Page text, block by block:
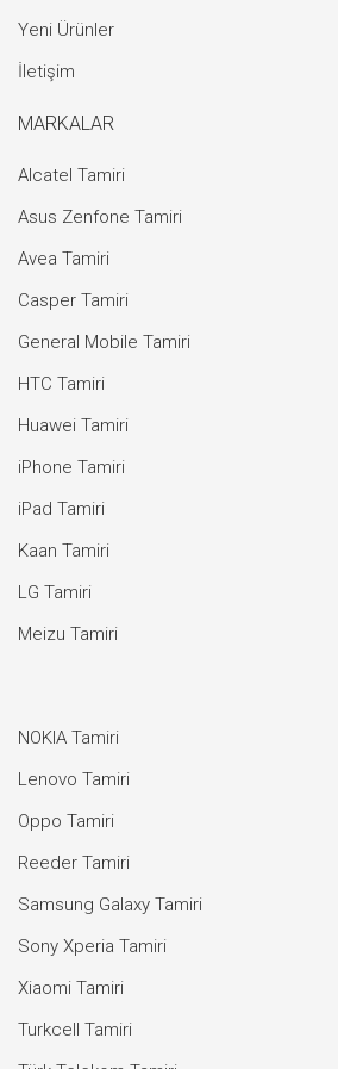
Yeni Ürünler
İletişim
MARKALAR
Alcatel Tamiri
Asus Zenfone Tamiri
Avea Tamiri
Casper Tamiri
General Mobile Tamiri
HTC Tamiri
Huawei Tamiri
iPhone Tamiri
iPad Tamiri
Kaan Tamiri
LG Tamiri
Meizu Tamiri
NOKIA Tamiri
Lenovo Tamiri
Oppo Tamiri
Reeder Tamiri
Samsung Galaxy Tamiri
Sony Xperia Tamiri
Xiaomi Tamiri
Turkcell Tamiri